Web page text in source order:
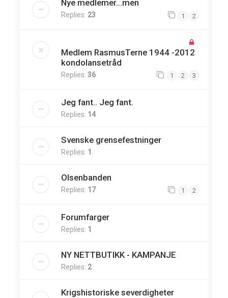
Nye medlemer...men
Replies: 23 1 2
Medlem RasmusTerne 1944 -2012
kondolansetråd
Replies: 36 1 2 3
Jeg fant.. Jeg fant.
Replies: 14
Svenske grensefestninger
Replies: 1
Olsenbanden
Replies: 17 1 2
Forumfarger
Replies: 1
NY NETTBUTIKK - KAMPANJE
Replies: 2
Krigshistoriske severdigheter